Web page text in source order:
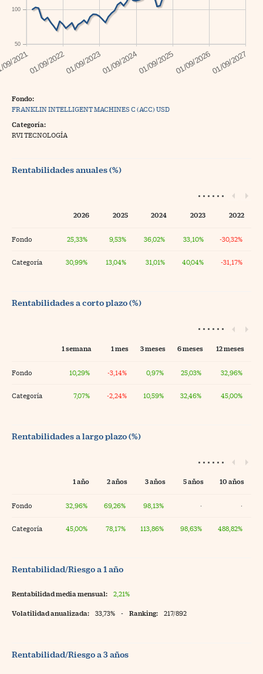
50
100
Fondo:
FRANKLIN INTELLIGENT MACHINES C (ACC) USD
Categoría:
RVI TECNOLOGÍA
Rentabilidades anuales (%)
2026 2025 2024 2023 2022
Fondo 25,33% 9,53% 36,02% 33,10% -30,32%
Categoría 30,99% 13,04% 31,01% 40,04% -31,17%
Rentabilidades a corto plazo (%)
1 semana 1 mes 3 meses 6 meses 12 meses
Fondo 10,29% -3,14% 0,97% 25,03% 32,96%
Categoría 7,07% -2,24% 10,59% 32,46% 45,00%
Rentabilidades a largo plazo (%)
1 año 2 años 3 años 5 años 10 años
Fondo 32,96% 69,26% 98,13% · ·
Categoría 45,00% 78,17% 113,86% 98,63% 488,82%
Rentabilidad/Riesgo a 1 año
Rentabilidad media mensual: 2,21%
Volatilidad anualizada: 33,73% - Ranking: 217/892
Rentabilidad/Riesgo a 3 años